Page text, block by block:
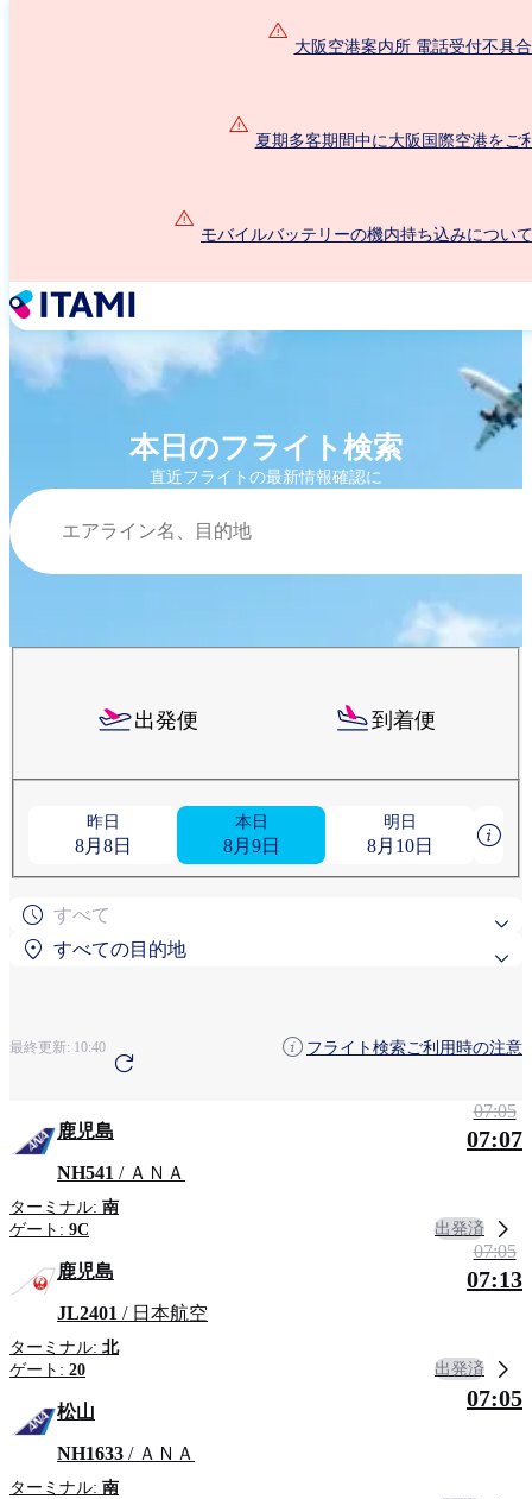
大阪空港案内所 電話受付不具
夏期多客期間中に大阪国際空港をご
モバイルバッテリーの機内持ち込みについ
本日のフライト検索
直近フライトの最新情報確認に
出発便 到着便
昨日
8月8日
本日
8月9日
明日
8月10日
すべて
すべての目的地
よく検索されている目的地
青森
最終更新: 10:40 フライト検索ご利用時の注意
鹿児島
NH541 / ＡＮＡ
ターミナル: 南
ゲート: 9C
07:05
07:07
出発済
鹿児島
JL2401 / 日本航空
ターミナル: 北
ゲート: 20
07:05
07:13
出発済
松山
NH1633 / ＡＮＡ
ターミナル: 南
07:05